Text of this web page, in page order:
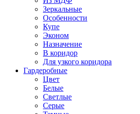
Зеркальные
Особенности
Купе
Эконом
Назначение
В коридор
Для узкого коридора
Гардеробные
Цвет
Белые
Светлые
Серые